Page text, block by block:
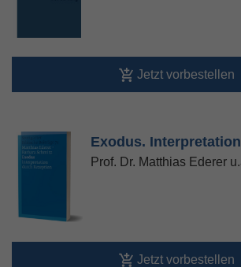
Jetzt vorbestellen
Exodus.
Prof. Dr. Matthias Ederer
Jetzt vorbestellen